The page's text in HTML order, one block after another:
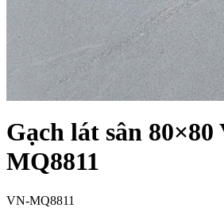
Gạch lát sân 80×80
MQ8811
VN-MQ8811